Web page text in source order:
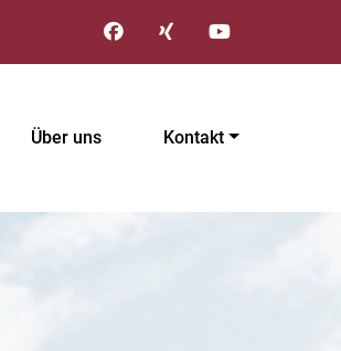
Über uns Kontakt